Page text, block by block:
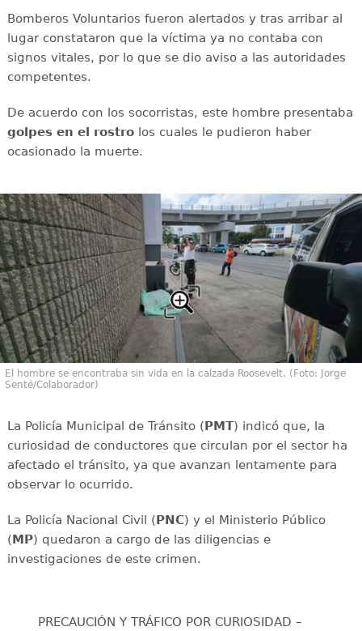
Bomberos Voluntarios fueron alertados y tras arribar al
lugar constataron que la víctima ya no contaba con
signos vitales, por lo que se dio aviso a las autoridades
competentes.
De acuerdo con los socorristas, este hombre presentaba
golpes en el rostrolos cuales le pudieron haber
ocasionado la muerte.
El hombre se encontraba sin vida en la calzada Roosevelt. (Foto: Jorge
Senté/Colaborador)
La Policía Municipal de Tránsito (PMT) indicó que, la
curiosidad de conductores que circulan por el sector ha
afectado el tránsito, ya que avanzan lentamente para
observar lo ocurrido.
La Policía Nacional Civil (PNC) y el Ministerio Público
(MP) quedaron a cargo de las diligencias e
investigaciones de este crimen.
PRECAUCIÓN Y TRÁFICO POR CURIOSIDAD –